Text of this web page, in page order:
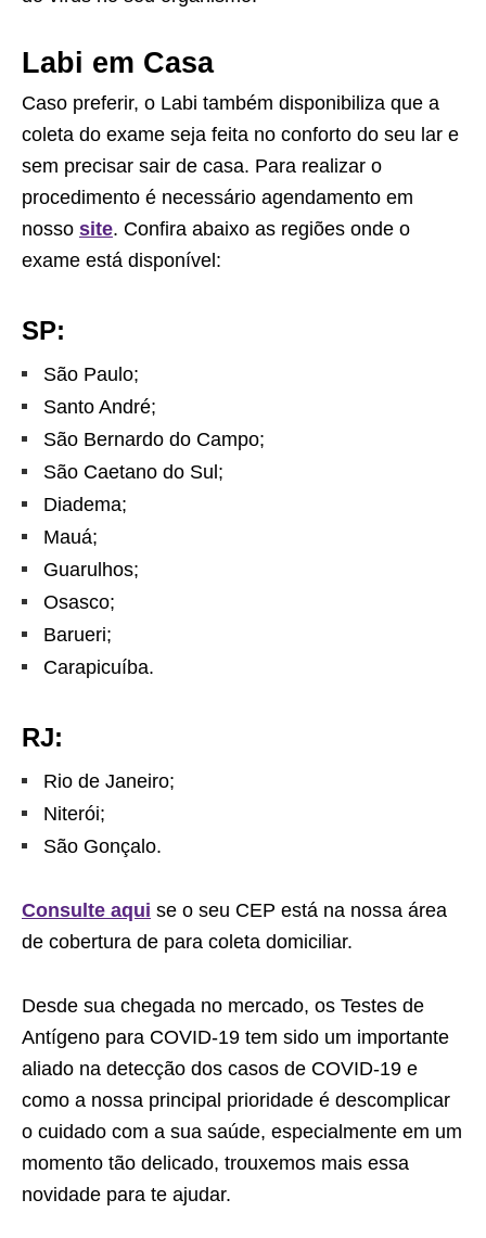
Labi em Casa
Caso preferir, o Labi também disponibiliza que a
coleta do exame seja feita no conforto do seu lar e
sem precisar sair de casa. Para realizar o
procedimento é necessário agendamento em
nosso site. Confira abaixo as regiões onde o
exame está disponível:
SP:
São Paulo;
Santo André;
São Bernardo do Campo;
São Caetano do Sul;
Diadema;
Mauá;
Guarulhos;
Osasco;
Barueri;
Carapicuíba.
RJ:
Rio de Janeiro;
Niterói;
São Gonçalo.
Consulte aqui se o seu CEP está na nossa área
de cobertura de para coleta domiciliar.
Desde sua chegada no mercado, os Testes de
Antígeno para COVID-19 tem sido um importante
aliado na detecção dos casos de COVID-19 e
como a nossa principal prioridade é descomplicar
o cuidado com a sua saúde, especialmente em um
momento tão delicado, trouxemos mais essa
novidade para te ajudar.